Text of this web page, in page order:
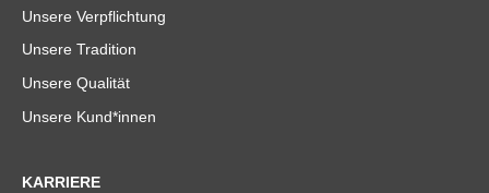
Unsere Verpflichtung
Unsere Tradition
Unsere Qualität
Unsere Kund*innen
KARRIERE